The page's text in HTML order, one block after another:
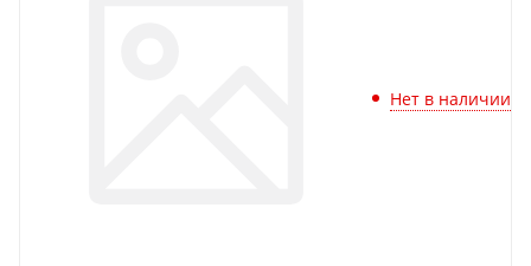
Нет в наличии